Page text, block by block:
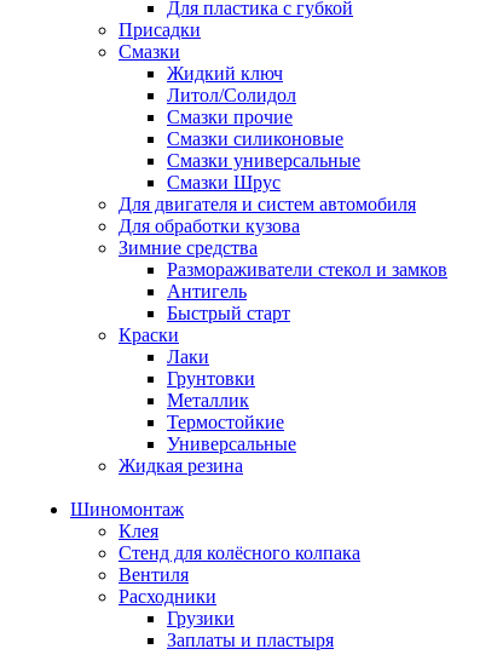
Для пластика с губкой
Присадки
Смазки
Жидкий ключ
Литол/Солидол
Смазки прочие
Смазки силиконовые
Смазки универсальные
Смазки Шрус
Для двигателя и систем автомобиля
Для обработки кузова
Зимние средства
Размораживатели стекол и замков
Антигель
Быстрый старт
Краски
Лаки
Грунтовки
Металлик
Термостойкие
Универсальные
Жидкая резина
Шиномонтаж
Клея
Стенд для колёсного колпака
Вентиля
Расходники
Грузики
Заплаты и пластыря